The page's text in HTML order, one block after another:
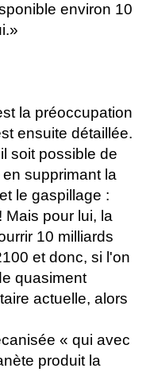
environ 10
la préoccupation
ensuite détaillée.
soit possible de
supprimant la
le gaspillage :
Mais pour lui, la
10 milliards
et donc, si l'on
quasiment
actuelle, alors
« qui avec
produit la